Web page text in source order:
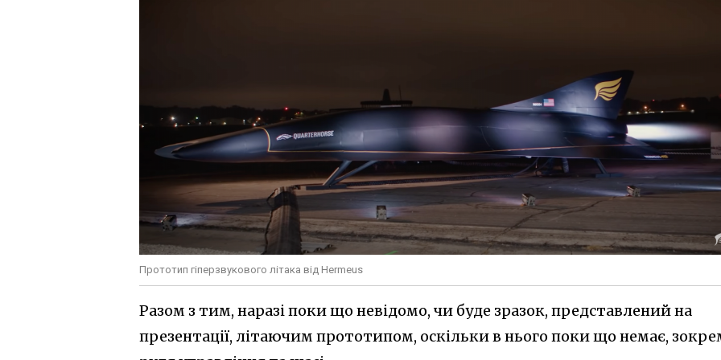
Прототип гіперзвукового літака від Hermeus
Разом з тим, наразі поки що невідомо, чи буде зразок, представлений на
презентації, літаючим прототипом, оскільки в нього поки що немає,